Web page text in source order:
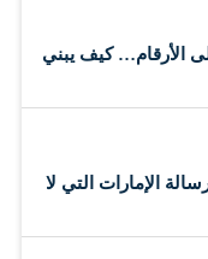
الأرقام… كيف يبني
الإمارات التي لا